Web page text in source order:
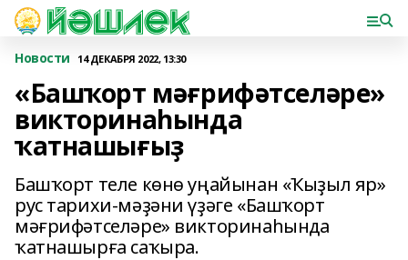
Новости 14 ДЕКАБРЯ 2022, 13:30
«Башҡорт мәғрифәтселәре»
викторинаһында
ҡатнашығыҙ
Башҡорт теле көнө уңайынан «Ҡыҙыл яр»
рус тарихи-мәҙәни үҙәге «Башҡорт
мәғрифәтселәре» викторинаһында
ҡатнашырға саҡыра.